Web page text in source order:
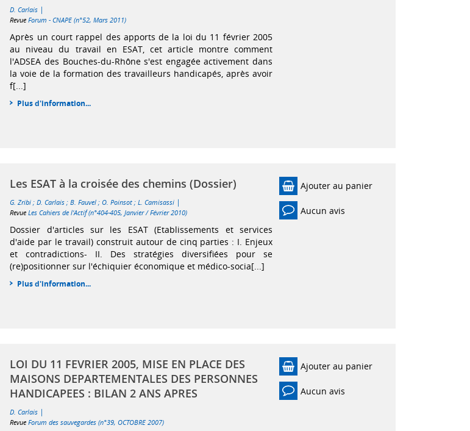
D. Carlais |
RevueForum - CNAPE (n°52, Mars 2011)
Après un court rappel des apports de la loi du 11 février 2005
au niveau du travail en ESAT, cet article montre comment
l'ADSEA des Bouches-du-Rhône s'est engagée activement dans
la voie de la formation des travailleurs handicapés, après avoir
f[...]
Plus d'information...
Les ESAT à la croisée des chemins (Dossier)
G. Zribi ;D. Carlais ;B. Fauvel ;O. Poinsot ;L. Camisassi |
RevueLes Cahiers de l'Actif (n°404-405, Janvier / Février 2010)
Dossier d'articles sur les ESAT (Etablissements et services
d'aide par le travail) construit autour de cinq parties : I. Enjeux
et contradictions- II. Des stratégies diversifiées pour se
(re)positionner sur l'échiquier économique et médico-socia[...]
Plus d'information...
Ajouter au panier
Aucun avis
LOI DU 11 FEVRIER 2005, MISE EN PLACE DES
MAISONS DEPARTEMENTALES DES PERSONNES
HANDICAPEES : BILAN 2 ANS APRES
D. Carlais |
RevueForum des sauvegardes (n°39, OCTOBRE 2007)
Ajouter au panier
Aucun avis